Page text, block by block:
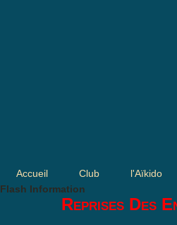
Accueil Club l'Aïkido
Flash Information
Reprises Des